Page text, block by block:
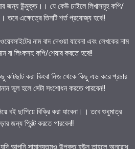
জন্য উন্মুক্ত।। যে কেউ চাইলে লিখাসমূহ কপি/
তবে এক্ষেত্রে তিনটি শর্ত প্রযোজ্য হবে!!
নাম বাদ দেওয়া যাবেনা এবং লেখকের নাম
বা লিংকসহ কপি/শেয়ার করতে হবে!!
কাটছাট করা কিংবা নিজ থেকে কিছু এড করে প্রচার
ভুল হলে সেটা সংশোধন করতে পারবেন!!
বই ছাপিয়ে বিক্রি করা যাবেনা।। তবে শুধুমাত্র
জন্য প্রিন্ট করতে পারবেন!!
যদি আপনি সামান্যতমও উপকৃত হউন তাহলে অনুরোধ